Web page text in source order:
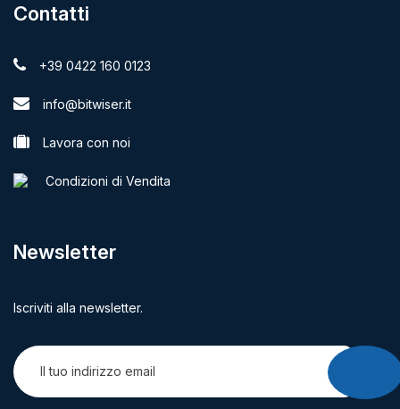
Contatti
+39 0422 160 0123
info@bitwiser.it
Lavora con noi
Condizioni di Vendita
Newsletter
Iscriviti alla newsletter.